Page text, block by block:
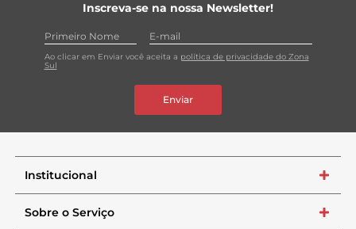
Inscreva-se na nossa Newsletter!
Ao clicar em Enviar você aceita a política de privacidade do Zona
Sul
Enviar
Institucional +
Sobre o Serviço +